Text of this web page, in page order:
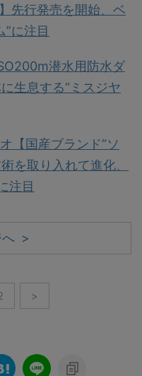
先行発売を開始、ベ
”に注目
潜水用防水ダ
生息する“ミスジヤ
【国産ブランド“ソ
を取り入れて進化、
注目
へ >
>